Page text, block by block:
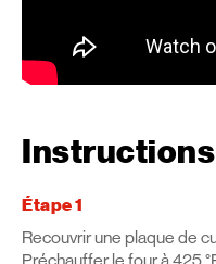
Instructions
Étape 1
Recouvrir une plaque de